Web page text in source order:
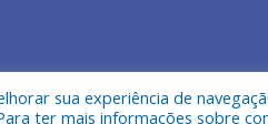
reservados a Prefeitura Municipal
sua experiência de
ter mais informações sobre